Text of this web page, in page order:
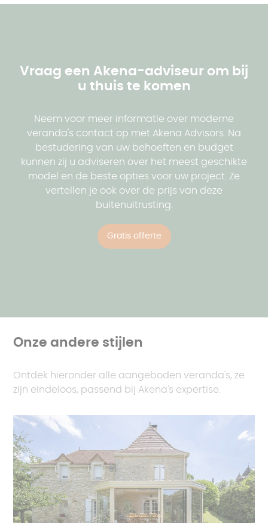
Vraag een Akena-adviseur om bij
u thuis te komen
Neem voor meer informatie over moderne
veranda's contact op met Akena Advisors. Na
bestudering van uw behoeften en budget
kunnen zij u adviseren over het meest geschikte
model en de beste opties voor uw project. Ze
vertellen je ook over de prijs van deze
buitenuitrusting.
Gratis offerte
Onze andere stijlen
Ontdek hieronder alle aangeboden veranda's, ze
zijn eindeloos, passend bij Akena's expertise.